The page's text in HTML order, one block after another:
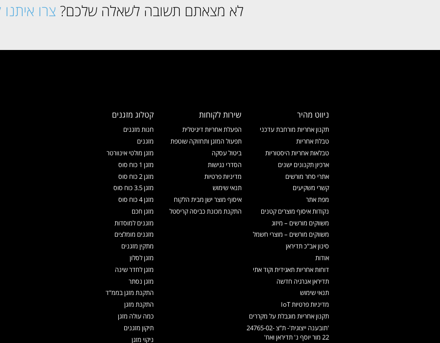
לא מצאתם תשובה לשאלה שלכם? צרו
ניווט מהיר
תקנון אחריות מורחבת עדכני
טבלת אחריות
טבלאות אחריות היסטוריות
ארכיון תקנונים ישנים
אתרי סחר מורשים
קשרי משקיעים
מפת אתר
נקודות איסוף מוצרים קטנים
משווקים מורשים – מיזוג
משווקים מורשים – מוצרי חשמל
סינון אב"כ תדיראן
אודות
דוחות אחריות תאגידית וקוד אתי
תדיראן אנרגיה חדשה
תנאי שימוש
מדיניות פרטיות IoT
תקנון אחריות מוגבלת על מקררים
'תובענה ייצוגית'- ת"צ 24765-02-
22 מור יוסף נ' תדיראן ואח'
שירות לקוחות
הפעלת אחריות דיגיטלית
תפעול המזגן ותחזוקה שוטפת
ביטול עסקה
הסדרי נגישות
מדיניות פרטיות
תנאי שימוש
איסוף מוצר ישן מבית הלקוח
התקנת מכונת כביסה קריסטל
קטלוג מזגנים
חנות מזגנים
מזגנים
מזגן מולטי אינוורטר
מזגן 1 כוח סוס
מזגן 2 כוח סוס
מזגן 3.5 כוח סוס
מזגן 4 כוח סוס
מזגן חכם
מזגנים למוסדות
מזגנים מומלצים
מתקין מזגנים
מזגן לסלון
מזגן לחדר שינה
מזגן נסתר
התקנת מזגן בממ"ד
התקנת מזגן
כמה עולה מזגן
תיקון מזגנים
ניקוי מזגן